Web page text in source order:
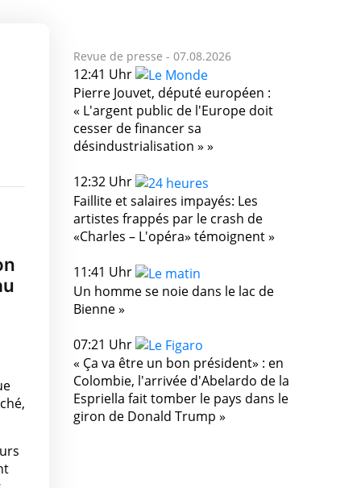
Revue de presse - 07.08.2026
12:41 Uhr
Pierre Jouvet, député européen :
« L'argent public de l'Europe doit
cesser de financer sa
désindustrialisation » »
12:32 Uhr
Faillite et salaires impayés: Les
artistes frappés par le crash de
«Charles – L'opéra» témoignent »
11:41 Uhr
Un homme se noie dans le lac de
Bienne »
07:21 Uhr
« Ça va être un bon président» : en
Colombie, l'arrivée d'Abelardo de la
Espriella fait tomber le pays dans le
giron de Donald Trump »